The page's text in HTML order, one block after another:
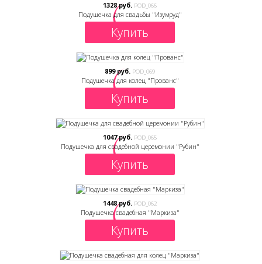
1328 руб. POD_066
Подушечка для свадьбы "Изумруд"
Купить
899 руб. POD_069
Подушечка для колец "Прованс"
Купить
1047 руб. POD_065
Подушечка для свадебной церемонии "Рубин"
Купить
1448 руб. POD_062
Подушечка свадебная "Маркиза"
Купить